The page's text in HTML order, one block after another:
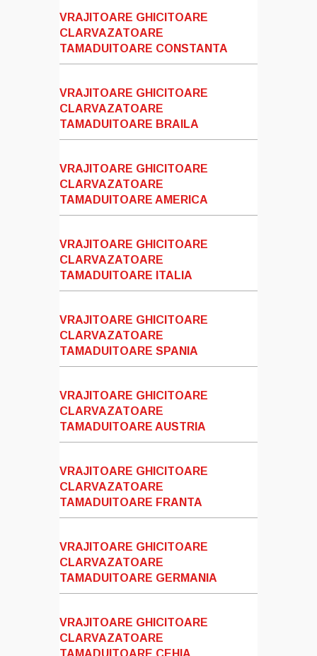
VRAJITOARE GHICITOARE
CLARVAZATOARE
TAMADUITOARE CONSTANTA
VRAJITOARE GHICITOARE
CLARVAZATOARE
TAMADUITOARE BRAILA
VRAJITOARE GHICITOARE
CLARVAZATOARE
TAMADUITOARE AMERICA
VRAJITOARE GHICITOARE
CLARVAZATOARE
TAMADUITOARE ITALIA
VRAJITOARE GHICITOARE
CLARVAZATOARE
TAMADUITOARE SPANIA
VRAJITOARE GHICITOARE
CLARVAZATOARE
TAMADUITOARE AUSTRIA
VRAJITOARE GHICITOARE
CLARVAZATOARE
TAMADUITOARE FRANTA
VRAJITOARE GHICITOARE
CLARVAZATOARE
TAMADUITOARE GERMANIA
VRAJITOARE GHICITOARE
CLARVAZATOARE
TAMADUITOARE CEHIA